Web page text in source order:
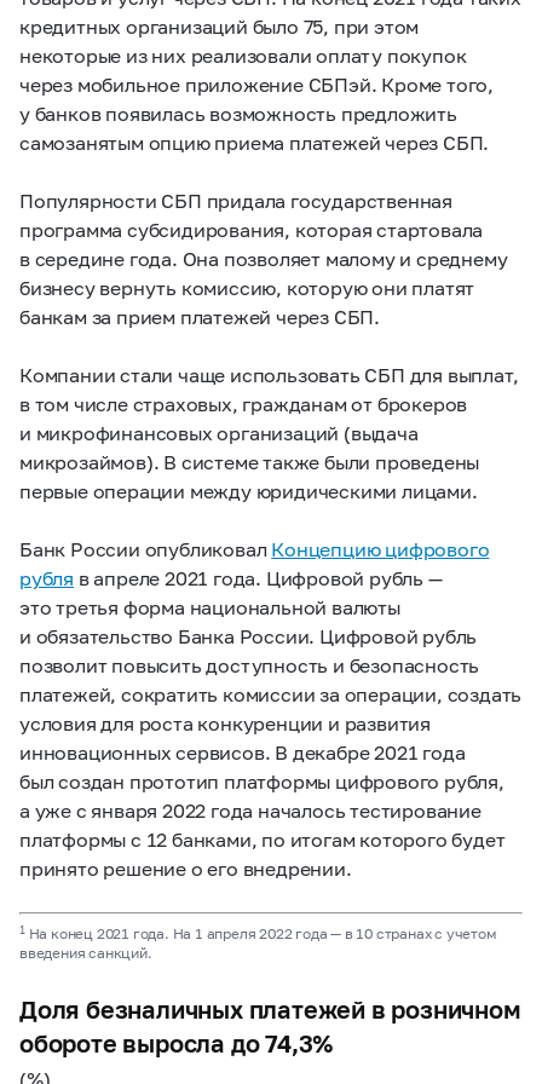
кредитных организаций было 75, при этом
некоторые из них реализовали оплату покупок
через мобильное приложение СБПэй. Кроме того,
у банков появилась возможность предложить
самозанятым опцию приема платежей через СБП.
Популярности СБП придала государственная
программа субсидирования, которая стартовала
в середине года. Она позволяет малому и среднему
бизнесу вернуть комиссию, которую они платят
банкам за прием платежей через СБП.
Компании стали чаще использовать СБП для выплат,
в том числе страховых, гражданам от брокеров
и микрофинансовых организаций (выдача
микрозаймов). В системе также были проведены
первые операции между юридическими лицами.
Банк России опубликовал Концепцию цифрового
рубля в апреле 2021 года. Цифровой рубль —
это третья форма национальной валюты
и обязательство Банка России. Цифровой рубль
позволит повысить доступность и безопасность
платежей, сократить комиссии за операции, создать
условия для роста конкуренции и развития
инновационных сервисов. В декабре 2021 года
был создан прототип платформы цифрового рубля,
а уже с января 2022 года началось тестирование
платформы с 12 банками, по итогам которого будет
принято решение о его внедрении.
1На конец 2021 года. На 1 апреля 2022 года — в 10 странах с учетом
введения санкций.
Доля безналичных платежей в розничном
обороте выросла до 74,3%
(%)